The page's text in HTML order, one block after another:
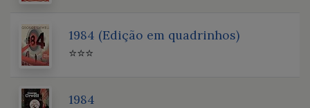
1984 (Edição em quadrinhos)
⭐⭐⭐
1984